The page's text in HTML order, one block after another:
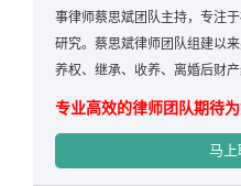
事律师蔡思斌团队主持，专注
研究。蔡思斌律师团队组建以
养权、继承、收养、离婚后财
专业高效的律师团队期待
马上